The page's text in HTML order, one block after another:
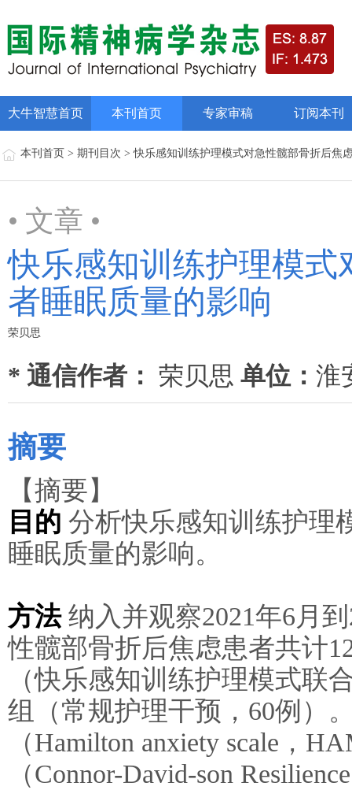
大牛智慧首页 本刊首页 专家审稿 订阅本刊
本刊首页 > 期刊目次 > 快乐感知训练护理模式对急性髋部骨折后焦
• 文章 •
快乐感知训练护理模
者睡眠质量的影响
荣贝思
* 通信作者： 荣贝思 单位： 淮
摘要
【摘要】
目的 分析快乐感知训练护理
睡眠质量的影响。
方法纳入并观察2021年6月
性髋部骨折后焦虑患者共计
（快乐感知训练护理模式联
组（常规护理干预，60例）
（Hamilton anxiety scale，
（Connor-David-son